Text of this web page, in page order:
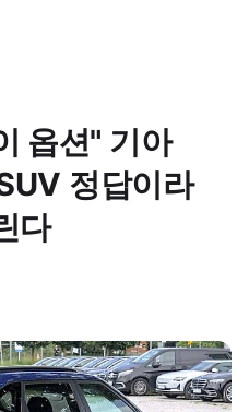
옵션" 기아
정답이라
다